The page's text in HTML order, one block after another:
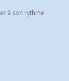
à son rythme